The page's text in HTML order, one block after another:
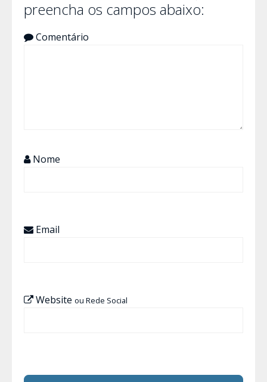
preencha os campos abaixo:
Comentário
Nome
Email
Website ou Rede Social